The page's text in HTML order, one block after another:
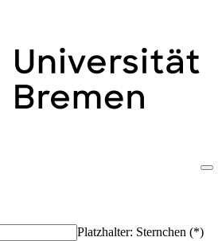
Platzhalter: Sternchen (*)